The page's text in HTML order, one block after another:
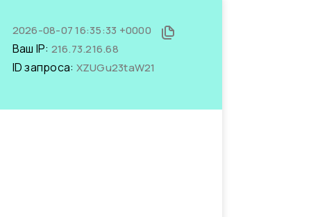
2026-08-07 16:35:33 +0000
Ваш IP: 216.73.216.68
ID запроса: XZUGu23taW21